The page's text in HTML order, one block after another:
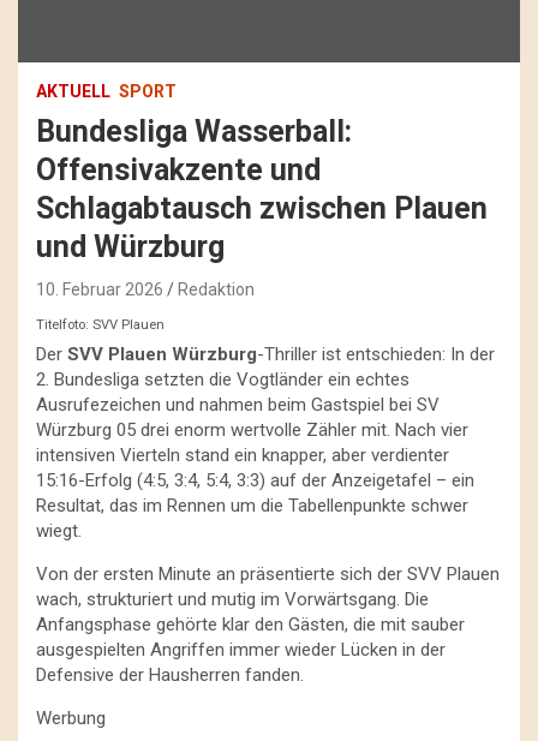
AKTUELL SPORT
Bundesliga Wasserball:
Offensivakzente und
Schlagabtausch zwischen Plauen
und Würzburg
10. Februar 2026 Redaktion
Titelfoto: SVV Plauen
Der SVV Plauen Würzburg-Thriller ist entschieden: In der
2. Bundesliga setzten die Vogtländer ein echtes
Ausrufezeichen und nahmen beim Gastspiel bei SV
Würzburg 05 drei enorm wertvolle Zähler mit. Nach vier
intensiven Vierteln stand ein knapper, aber verdienter
15:16-Erfolg (4:5, 3:4, 5:4, 3:3) auf der Anzeigetafel – ein
Resultat, das im Rennen um die Tabellenpunkte schwer
wiegt.
Von der ersten Minute an präsentierte sich der SVV Plauen
wach, strukturiert und mutig im Vorwärtsgang. Die
Anfangsphase gehörte klar den Gästen, die mit sauber
ausgespielten Angriffen immer wieder Lücken in der
Defensive der Hausherren fanden.
Werbung